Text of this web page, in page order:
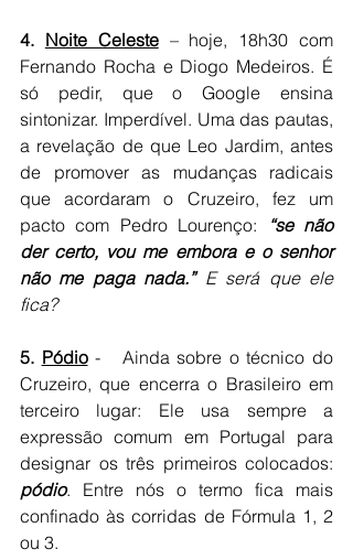
4. Noite Celeste – hoje, 18h30 com
Fernando Rocha e Diogo Medeiros. É
só pedir, que o Google ensina
sintonizar. Imperdível. Uma das pautas,
a revelação de que Leo Jardim, antes
de promover as mudanças radicais
que acordaram o Cruzeiro, fez um
pacto com Pedro Lourenço:
“se não
der certo, vou me embora e o senhor
não me paga nada.” E será que ele
fica?
5. Pódio -   Ainda sobre o técnico do
Cruzeiro, que encerra o Brasileiro em
terceiro lugar: Ele usa sempre a
expressão comum em Portugal para
pódio. Entre nós o termo fica mais
confinado às corridas de Fórmula 1, 2
ou 3.